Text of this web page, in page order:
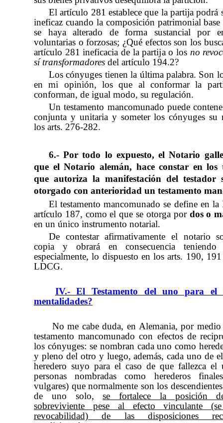
El artículo 281 establece que la partija podrá
ineficaz cuando la composición patrimonial base
se haya alterado de forma sustancial por
voluntarias o forzosas; ¿Qué efectos son los
artículo 281 ineficacia de la partija o los no
sí transformadores del artículo 194.2?
Los cónyuges tienen la última palabra. Son
en mi opinión, los que al conformar la
conforman, de igual modo, su regulación.
Un testamento mancomunado puede
conjunta y unitaria y someter los cónyuges su
los arts. 276-282.
6.- Por todo lo expuesto, el Notario
que el Notario alemán, hace constar en los
que autoriza la manifestación del testador
otorgado con anterioridad un testamento
El testamento mancomunado se define en la
artículo 187, como el que se otorga por dos o
en un único instrumento notarial.
De contestar afirmativamente el notario
copia y obrará en consecuencia teniendo
especialmente, lo dispuesto en los arts. 190,
LDCG.
IV.- El Testamento del uno para el
mentalidades?
No me cabe duda, en Alemania, por
testamento mancomunado con efectos de
los cónyuges: se nombran cada uno como
y pleno del otro y luego, además, cada uno de
heredero suyo para el caso de que fallezca el
personas nombradas como herederos
vulgares) que normalmente son los
de uno solo,se fortalece la posición
sobreviviente pese al efecto vinculante
revocabilidad) de las disposiciones